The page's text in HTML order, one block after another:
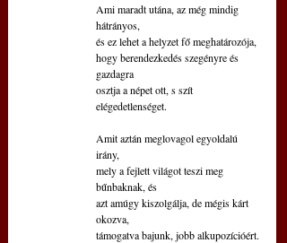
Ami maradt utána, az még mindig
hátrányos,
és ez lehet a helyzet fő meghatározója,
hogy berendezkedés szegényre és
gazdagra
osztja a népet ott, s szít
elégedetlenséget.
Amit aztán meglovagol egyoldalú
irány,
mely a fejlett világot teszi meg
bűnbaknak, és
azt amúgy kiszolgálja, de mégis kárt
okozva,
támogatva bajunk, jobb alkupozícióért.